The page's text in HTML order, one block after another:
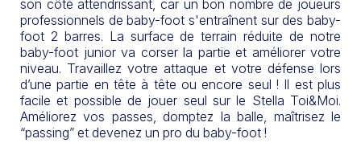
son côté attendrissant, car un bon nombre de joueurs
professionnels de baby-foot s'entraînent sur des baby-
foot 2 barres. La surface de terrain réduite de notre
baby-foot junior va corser la partie et améliorer votre
niveau. Travaillez votre attaque et votre défense lors
d’une partie en tête à tête ou encore seul ! Il est plus
facile et possible de jouer seul sur le Stella Toi&Moi.
Améliorez vos passes, domptez la balle, maîtrisez le
“passing” et devenez un pro du baby-foot !